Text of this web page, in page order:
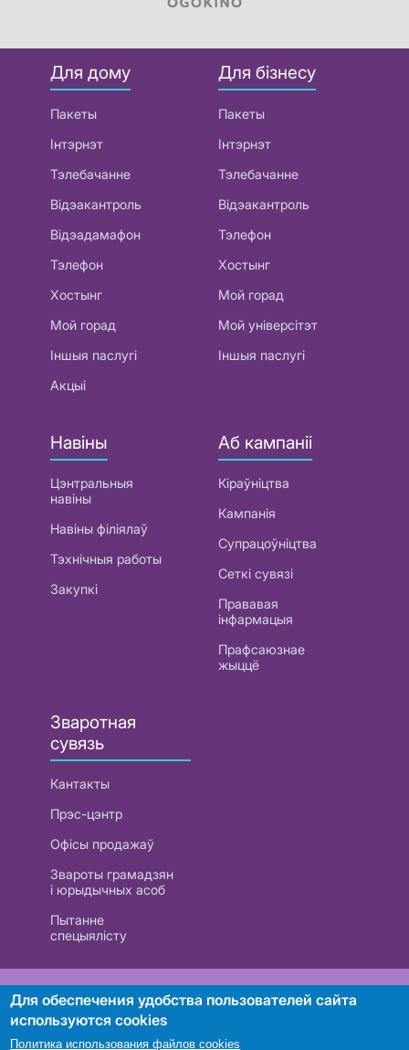
Для дому
Пакеты
Інтэрнэт
Тэлебачанне
Відэакантроль
Відэадамафон
Тэлефон
Хостынг
Мой горад
Іншыя паслугі
Акцыі
Для бізнесу
Пакеты
Інтэрнэт
Тэлебачанне
Відэакантроль
Тэлефон
Хостынг
Мой горад
Мой універсітэт
Іншыя паслугі
Навіны
Цэнтральныя
навіны
Навіны філіялаў
Тэхнічныя работы
Закупкі
Аб кампаніі
Кіраўніцтва
Кампанія
Супрацоўніцтва
Сеткі сувязі
Прававая
інфармацыя
Прафсаюзнае
жыццё
Зваротная
сувязь
Кантакты
Прэс-цэнтр
Офісы продажаў
Звароты грамадзян
і юрыдычных асоб
Пытанне
спецыялісту
РУП «Белтэлекам». УНП 101007741
Для обеспечения удобства пользователей сайта
используются cookies
Политика использования файлов cookies